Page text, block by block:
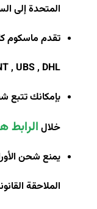
المتحدة إلى السويد
تقدم ماسكوم
, UBS , DHL
بإمكانك تتبع
خلال الرابط
يمنع شحن
الملاحقة